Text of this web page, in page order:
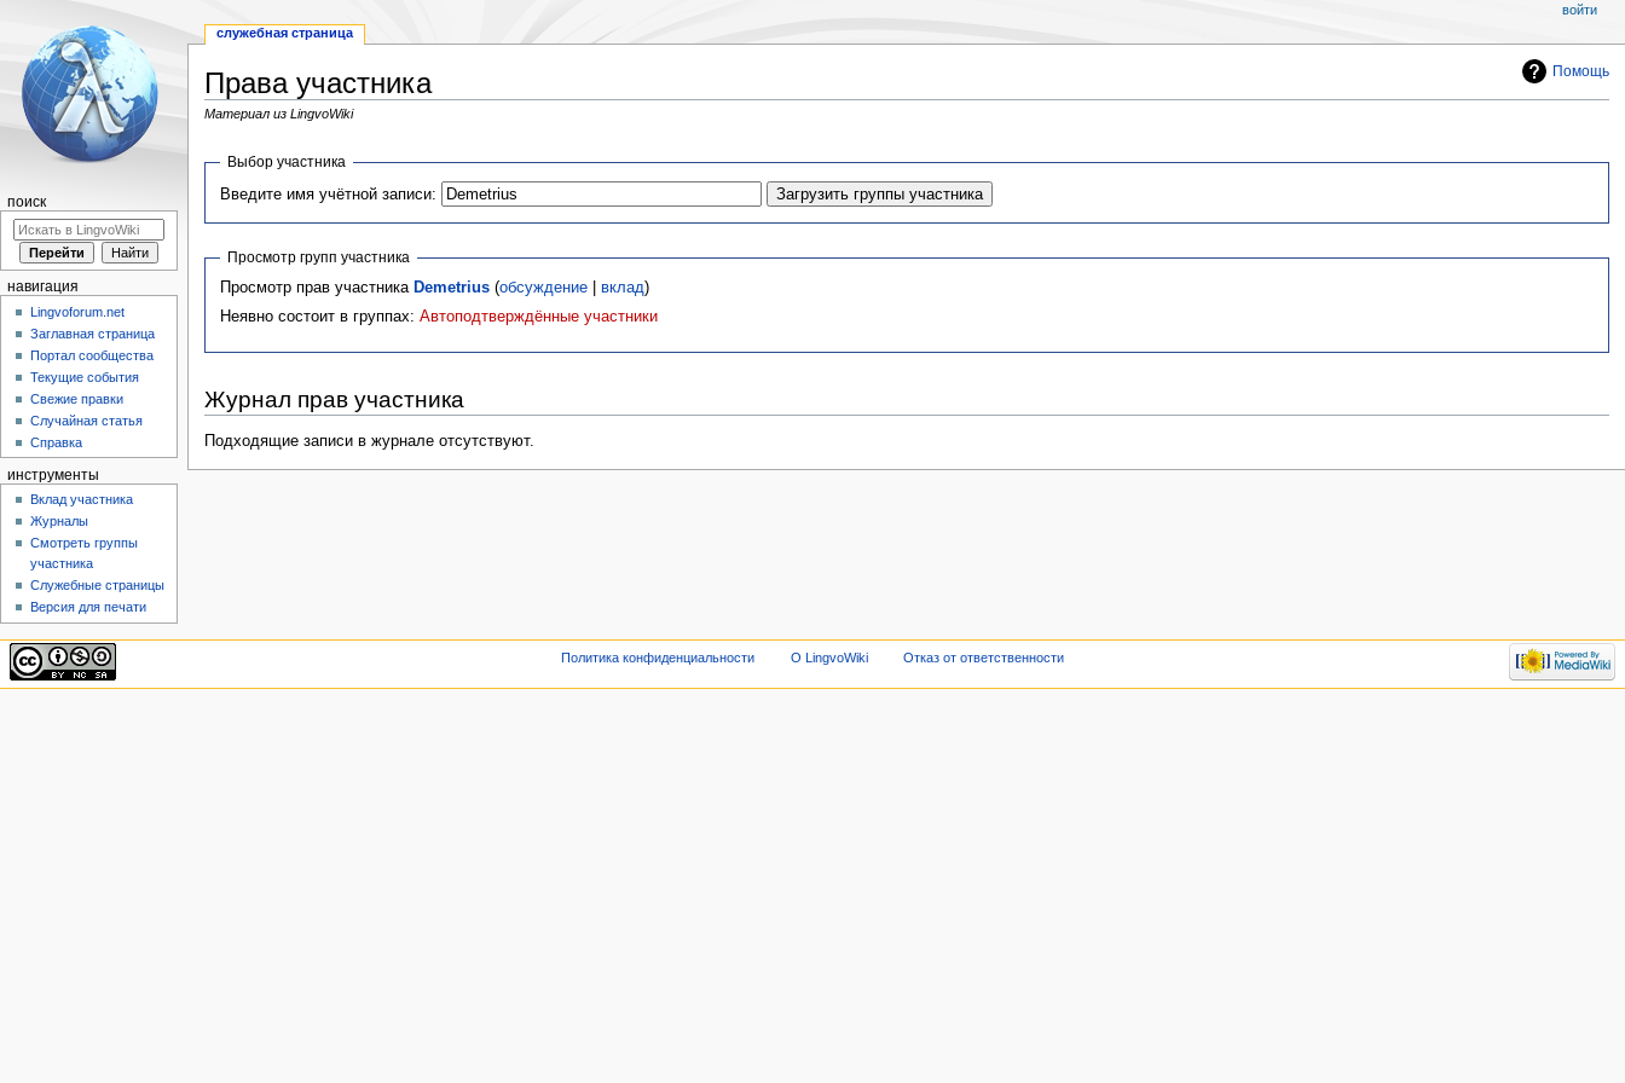
Помощь
Права участника
Материал из LingvoWiki
Перейти
навигации
Перейти
поиску
Выбор участника
Введите имя учётной записи:
Просмотр групп участника
Просмотр прав участника Demetrius (обсуждение |вклад)
Неявно состоит в группах:Автоподтверждённые участники
Журнал прав участника
Подходящие записи в журнале отсутствуют.
служебная страница
войти
поиск
навигация
Lingvoforum.net
Заглавная страница
Портал сообщества
Текущие события
Свежие правки
Случайная статья
Справка
инструменты
Вклад участника
Журналы
Смотреть группы
участника
Служебные страницы
Версия для печати
Политика конфиденциальности О LingvoWiki Отказ от ответственности